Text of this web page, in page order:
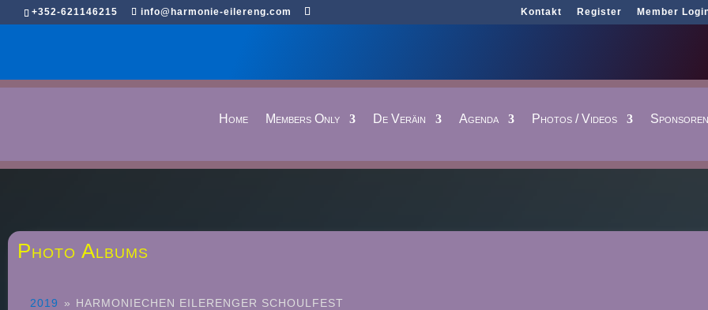
+352-621146215 info@harmonie-eilereng.com Kontakt Register Member
Home Members Only De Veräin Agenda Photos / Videos Sponsoren
Photo Albums
2019 » HARMONIECHEN EILERENGER SCHOULFEST